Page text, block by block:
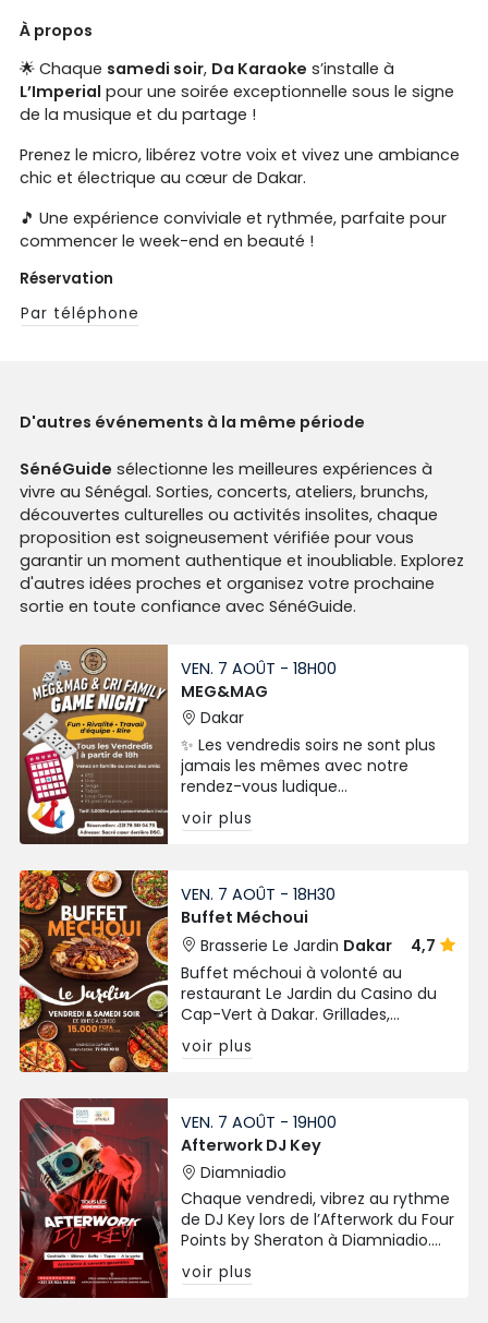
À propos
🌟 Chaque samedi soir, Da Karaoke s’installe à
L’Imperial pour une soirée exceptionnelle sous le signe
de la musique et du partage !
Prenez le micro, libérez votre voix et vivez une ambiance
chic et électrique au cœur de Dakar.
🎵 Une expérience conviviale et rythmée, parfaite pour
commencer le week-end en beauté !
Réservation
Par téléphone
D'autres événements à la même période
SénéGuide sélectionne les meilleures expériences à
vivre au Sénégal. Sorties, concerts, ateliers, brunchs,
découvertes culturelles ou activités insolites, chaque
proposition est soigneusement vérifiée pour vous
garantir un moment authentique et inoubliable. Explorez
d'autres idées proches et organisez votre prochaine
sortie en toute confiance avec SénéGuide.
VEN. 7 AOÛT - 18H00
MEG&MAG
Dakar
✨ Les vendredis soirs ne sont plus
jamais les mêmes avec notre
rendez-vous ludique
incontournable.
voir plus
VEN. 7 AOÛT - 18H30
Buffet Méchoui
Brasserie Le Jardin Dakar
4,7
Buffet méchoui à volonté au
restaurant Le Jardin du Casino du
Cap-Vert à Dakar. Grillades,
spécialités variées chaque vendredi
et samedi soir.
voir plus
VEN. 7 AOÛT - 19H00
Afterwork DJ Key
Diamniadio
Chaque vendredi, vibrez au rythme
de DJ Key lors de l’Afterwork du Four
Points by Sheraton à Diamniadio.
Cocktails, tapas, bières et
ambiance chic signée Chic Afrique
voir plus